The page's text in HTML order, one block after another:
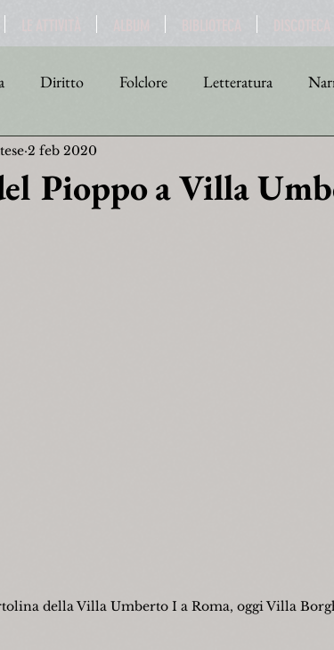
Diritto Folclore Letteratura
Religione
Pioppo a Villa
2 feb 2020
della Villa Umberto I a Roma, oggi Villa